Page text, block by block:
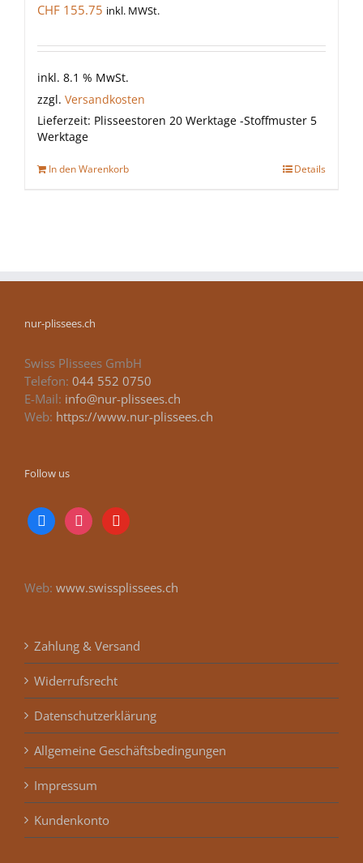
CHF 155.75 inkl. MWSt.
inkl. 8.1 % MwSt.
zzgl. Versandkosten
Lieferzeit: Plisseestoren 20 Werktage -Stoffmuster 5
Werktage
In den Warenkorb Details
nur-plissees.ch
Swiss Plissees GmbH
Telefon: 044 552 0750
E-Mail: info@nur-plissees.ch
Web: https://www.nur-plissees.ch
Follow us
facebookinstagramyoutube
Web: www.swissplissees.ch
Zahlung & Versand
Widerrufsrecht
Datenschutzerklärung
Allgemeine Geschäftsbedingungen
Impressum
Kundenkonto